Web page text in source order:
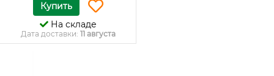
Купить
На складе
Дата доставки: 11 августа